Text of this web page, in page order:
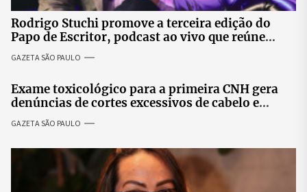
Rodrigo Stuchi promove a terceira edição do
Papo de Escritor, podcast ao vivo que reúne
especialistas para discutir saúde mental e
prosperidade.
GAZETA SÃO PAULO
Exame toxicológico para a primeira CNH gera
denúncias de cortes excessivos de cabelo e
revolta entre candidatas
GAZETA SÃO PAULO